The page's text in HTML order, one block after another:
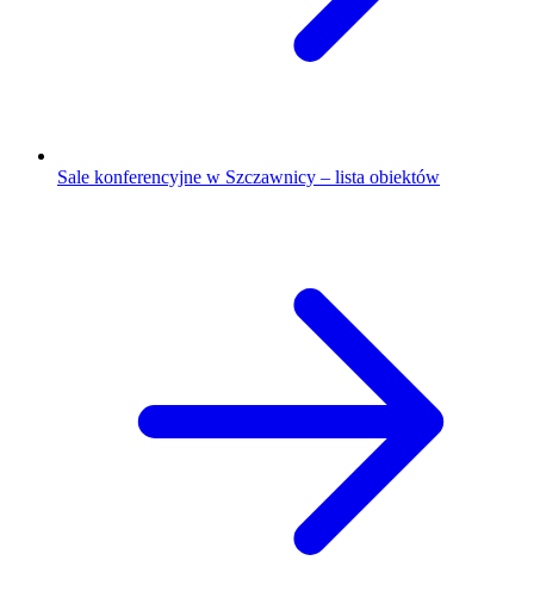
Sale konferencyjne w Szczawnicy – lista obiektów